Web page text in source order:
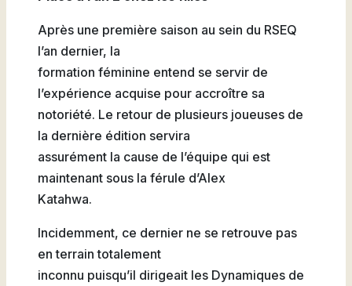
Après une première saison au sein du RSEQ
l’an dernier, la
formation féminine entend se servir de
l’expérience acquise pour accroître sa
notoriété. Le retour de plusieurs joueuses de
la dernière édition servira
assurément la cause de l’équipe qui est
maintenant sous la férule d’Alex
Katahwa.
Incidemment, ce dernier ne se retrouve pas
en terrain totalement
inconnu puisqu’il dirigeait les Dynamiques de